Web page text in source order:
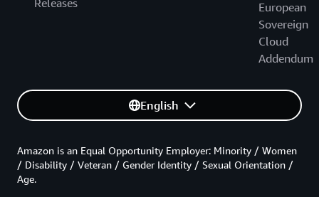
European
Sovereign
Cloud
Addendum
English
Amazon is an Equal Opportunity Employer: Minority / Women
/ Disability / Veteran / Gender Identity / Sexual Orientation /
Age.